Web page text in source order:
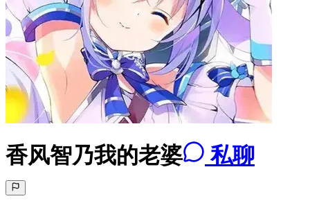
香风智乃我的老婆 私聊